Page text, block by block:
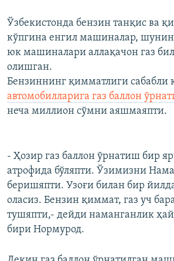
Ўзбекистонда бензин танқис ва
кўпгина енгил машиналар,
юк машиналари аллақачон газ
олишган.
Бензиннинг қимматлиги сабабли
автомобилларига газ баллон
неча миллион сўмни аяшмаяпти.
- Ҳозир газ баллон ўрнатиш бир
атрофида бўляпти. Ўзимизни
беришяпти. Узоғи билан бир
оласиз. Бензин қиммат, газ уч
тушяпти,- дейди наманганлик
бири Нормурод.